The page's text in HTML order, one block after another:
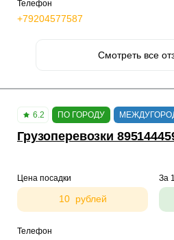
Телефон
+79204577587
Смотреть все
6.2 ПО ГОРОДУ
Грузоперевозки
Цена посадки
10 рублей
За
Телефон